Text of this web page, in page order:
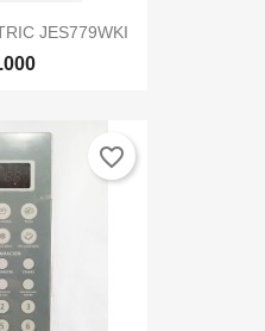
JES779WKI
favorite_border